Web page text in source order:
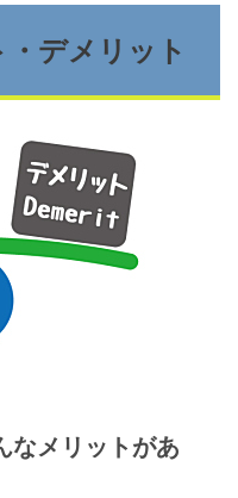
デメリット
なメリットがあ